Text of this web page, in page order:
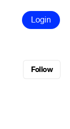
Login
Follow